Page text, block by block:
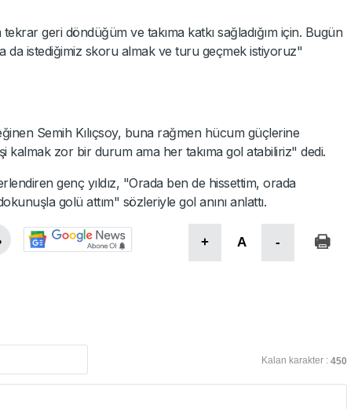
geri döndüğüm ve takıma katkı sağladığım için. Bugün
da istediğimiz skoru almak ve turu geçmek istiyoruz"
Semih Kılıçsoy, buna rağmen hücum güçlerine
kalmak zor bir durum ama her takıma gol atabiliriz" dedi.
genç yıldız, "Orada ben de hissettim, orada
golü attım" sözleriyle gol anını anlattı.
+ A -
Kalan karakter : 450